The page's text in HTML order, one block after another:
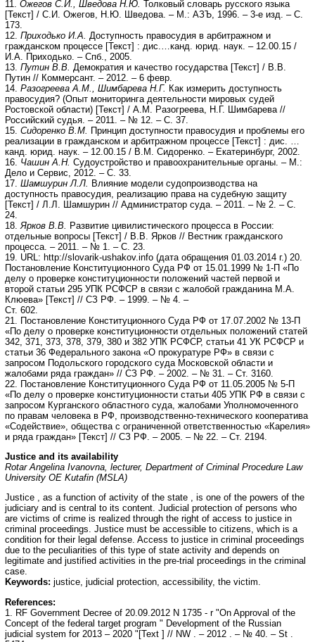
11. Ожегов С.И., Шведова Н.Ю. Толковый словарь русского языка
[Текст] / С.И. Ожегов, Н.Ю. Шведова. – М.: АЗЪ, 1996. – 3-е изд. – С.
173.
12. Приходько И.А. Доступность правосудия в арбитражном и
гражданском процессе [Текст] : дис.…канд. юрид. наук. – 12.00.15 /
И.А. Приходько. – Спб., 2005.
13. Путин В.В. Демократия и качество государства [Текст] / В.В.
Путин // Коммерсант. – 2012. – 6 февр.
14. Разогреева А.М., Шимбарева Н.Г. Как измерить доступность
правосудия? (Опыт мониторинга деятельности мировых судей
Ростовской области) [Текст] / А.М. Разогреева, Н.Г. Шимбарева //
Российский судья. – 2011. – № 12. – С. 37.
15. Сидоренко В.М.
Принцип доступности правосудия и проблемы его
реализации в гражданском и арбитражном процессе [Текст] : дис. …
канд. юрид. наук. – 12.00.15 / В.М. Сидоренко. – Екатеринбург, 2002.
16. Чашин А.Н. Судоустройство и правоохранительные органы. – М.:
Дело и Сервис, 2012. – С. 33.
17. Шамшурин Л.Л.
Влияние модели судопроизводства на
доступность правосудия, реализацию права на судебную защиту
[Текст] / Л.Л. Шамшурин // Администратор суда. – 2011. – № 2. – С.
24.
18. Ярков В.В.
Развитие цивилистического процесса в России:
отдельные вопросы [Текст] / В.В. Ярков // Вестник гражданского
процесса. – 2011. – № 1. – С. 23.
19. URL: http://slovarik-ushakov.info (дата обращения 01.03.2014 г.) 20.
Постановление Конституционного Суда РФ от 15.01.1999 № 1-П «По
делу о проверке конституционности положений частей первой и
второй статьи 295 УПК РСФСР в связи с жалобой гражданина М.А.
Клюева» [Текст] // СЗ РФ. – 1999. – № 4. –
Ст. 602.
21. Постановление Конституционного Суда РФ от 17.07.2002 № 13-П
«По делу о проверке конституционности отдельных положений статей
342, 371, 373, 378, 379, 380 и 382 УПК РСФСР, статьи 41 УК РСФСР и
статьи 36 Федерального закона «О прокуратуре РФ» в связи с
запросом Подольского городского суда Московской области и
жалобами ряда граждан» // СЗ РФ. – 2002. – № 31. – Ст. 3160.
22. Постановление Конституционного Суда РФ от 11.05.2005 № 5-П
«По делу о проверке конституционности статьи 405 УПК РФ в связи с
запросом Курганского областного суда, жалобами Уполномоченного
по правам человека в РФ, производственно-технического кооператива
«Содействие», общества с ограниченной ответственностью «Карелия»
и ряда граждан» [Текст] // СЗ РФ. – 2005. – № 22. – Ст. 2194.
Justice and its availability
RotarAngelina Ivanovna, lecturer, Department ofCriminal Procedure Law
University OE Kutafin (MSLA)
Justice , as a function of activity of the state , is one of the powers of the
judiciary and is central to its content. Judicial protection of persons who
are victims of crime is realized through the right of access to justice in
criminal proceedings. Justice must be accessible to citizens, which is a
condition for their legal defense. Access to justice in criminal proceedings
due to the peculiarities of this type of state activity and depends on
legitimate and justified activities in the pre-trial proceedings in the criminal
case.
Keywords: justice, judicial protection, accessibility, the victim.
References:
1. RF Government Decree of 20.09.2012 N 1735 - r "On Approval of the
Concept of the federal target program " Development of the Russian
judicial system for 2013 – 2020 "[Text ] // NW . – 2012 . – № 40. – St .